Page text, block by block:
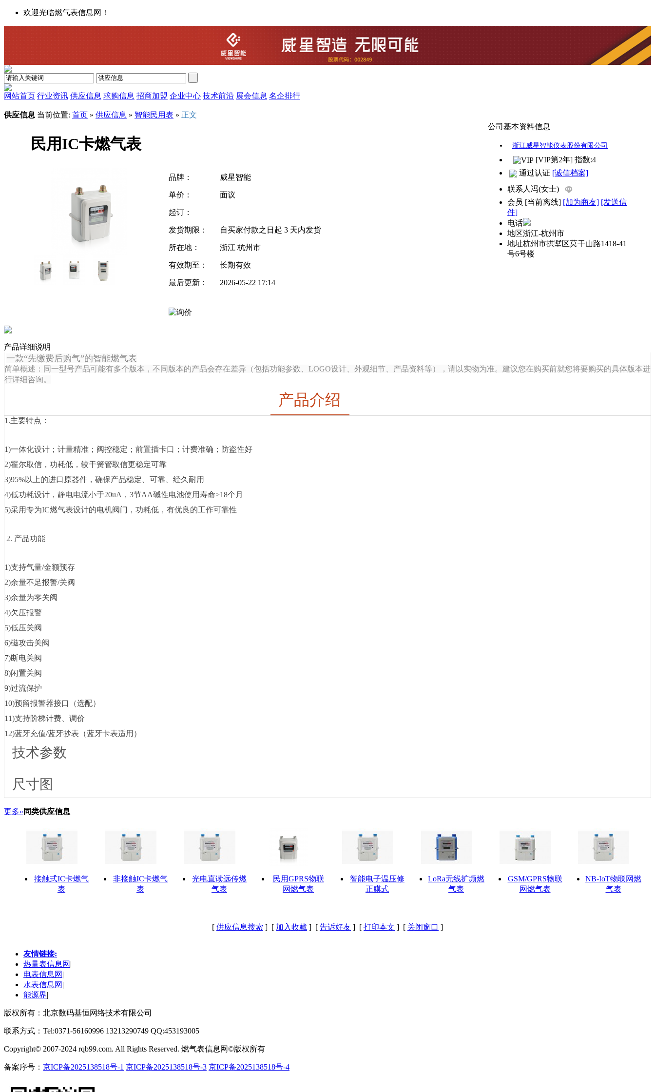
欢迎光临燃气表信息网！
网站首页 行业资讯 供应信息 求购信息 招商加盟 企业中心 技术前沿 展会信息 名企排行
供应信息 当前位置: 首页 » 供应信息 » 智能民用表 » 正文
民用IC卡燃气表
品牌： 威星智能
单价： 面议
起订：
发货期限： 自买家付款之日起 3 天内发货
所在地： 浙江 杭州市
有效期至： 长期有效
最后更新： 2026-05-22 17:14
公司基本资料信息
浙江威星智能仪表股份有限公司
[VIP第2年] 指数:4
通过认证 [诚信档案]
联系人 冯(女士)
会员 [当前离线] [加为商友] [发送信
件]
电话
地区浙江-杭州市
地址杭州市拱墅区莫干山路1418-41
号6号楼
产品详细说明
一款“先缴费后购气”的智能燃气表
简单概述：同一型号产品可能有多个版本，不同版本的产品会存在差异（包括功能参数、LOGO设计、外观细节、产品资料等），请以实物为准。建议您在购买前就您将要购买的具体版本进
行详细咨询。
产品介绍
1.主要特点：
1)一体化设计；计量精准；阀控稳定；前置插卡口；计费准确；防盗性好
2)霍尔取信，功耗低，较干簧管取信更稳定可靠
3)95%以上的进口原器件，确保产品稳定、可靠、经久耐用
4)低功耗设计，静电电流小于20uA，3节AA碱性电池使用寿命>18个月
5)采用专为IC燃气表设计的电机阀门，功耗低，有优良的工作可靠性
2. 产品功能
1)支持气量/金额预存
2)余量不足报警/关阀
3)余量为零关阀
4)欠压报警
5)低压关阀
6)磁攻击关阀
7)断电关阀
8)闲置关阀
9)过流保护
10)预留报警器接口（选配）
11)支持阶梯计费、调价
12)蓝牙充值/蓝牙抄表（蓝牙卡表适用）
技术参数
尺寸图
更多» 同类供应信息
接触式IC卡燃气
表
非接触IC卡燃气
表
光电直读远传燃
气表
民用GPRS物联
网燃气表
智能电子温压修
正膜式
LoRa无线扩频燃
气表
GSM/GPRS物联
网燃气表
NB-IoT物联网燃
气表
[ 供应信息搜索 ] [ 加入收藏 ] [ 告诉好友 ] [ 打印本文 ] [ 关闭窗口 ]
友情链接:
热量表信息网 |
电表信息网 |
水表信息网 |
能源界|
版权所有：北京数码基恒网络技术有限公司
联系方式：Tel:0371-56160996 13213290749 QQ:453193005
Copyright© 2007-2024 rqb99.com. All Rights Reserved. 燃气表信息网©版权所有
备案序号： 京ICP备2025138518号-1 京ICP备2025138518号-3 京ICP备2025138518号-4